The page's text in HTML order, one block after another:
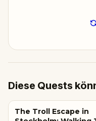
Diese Quests
The Troll Escape in